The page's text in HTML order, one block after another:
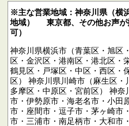
※主な営業地域：神奈川県（横
地域）
東京都、その他お声が
可）
神奈川県横浜市（青葉区・旭区
区・金沢区・港南区・港北区・
鶴見区・戸塚区・中区・西区・
区）
神奈川県川崎市（麻生区・
多摩区・中原区・宮前区）
神奈
市・伊勢原市・海老名市・小田
市・座間市・逗子市・茅ヶ崎市
市・三浦市・南足柄市・大和市